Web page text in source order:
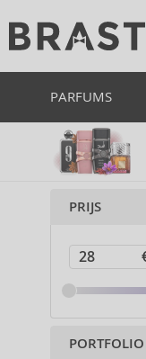
PARFUMS
PRIJS
PORTFOLIO